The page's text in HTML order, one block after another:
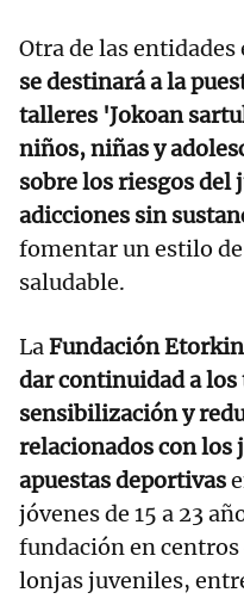
Otra de las entidades
se destinará a la
talleres 'Jokoan
niños, niñas y
sobre los riesgos del
adicciones sin
fomentar un estilo
saludable.
LaFundación
dar continuidad a
sensibilización y
relacionados con los
apuestas deportivas
jóvenes de 15 a 23
fundación en
lonjas juveniles,